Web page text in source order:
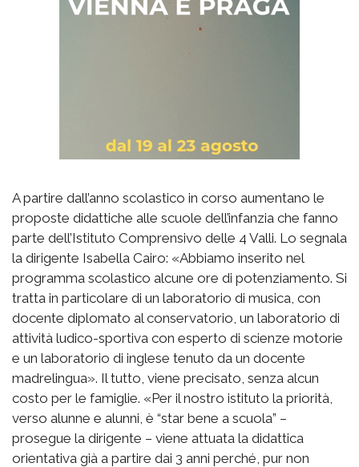
A partire dall’anno scolastico in corso aumentano le
proposte didattiche alle scuole dell’infanzia che fanno
parte dell’Istituto Comprensivo delle 4 Valli. Lo segnala
la dirigente Isabella Cairo: «Abbiamo inserito nel
programma scolastico alcune ore di potenziamento. Si
tratta in particolare di un laboratorio di musica, con
docente diplomato al conservatorio, un laboratorio di
attività ludico-sportiva con esperto di scienze motorie
e un laboratorio di inglese tenuto da un docente
madrelingua». Il tutto, viene precisato, senza alcun
costo per le famiglie. «Per il nostro istituto la priorità,
verso alunne e alunni, è “star bene a scuola” –
prosegue la dirigente – viene attuata la didattica
orientativa già a partire dai 3 anni perché, pur non